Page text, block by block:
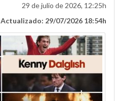
29 de julio de 2026, 12:25h
Actualizado: 29/07/2026 18:54h